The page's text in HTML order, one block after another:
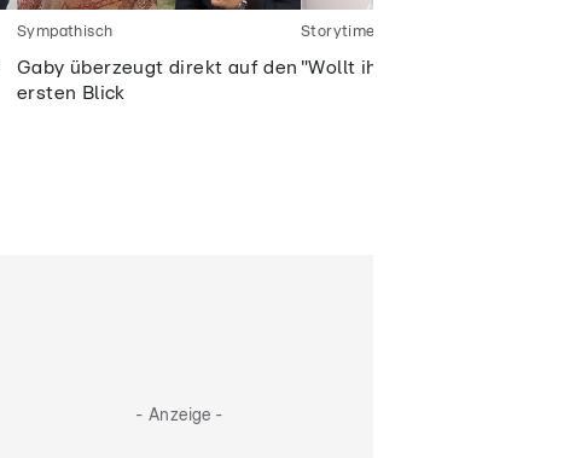
Gaby überzeugt direkt auf den
ersten Blick
Sympathisch
"Wollt ihr meine Story hören?"
Storytime
- Anzeige -